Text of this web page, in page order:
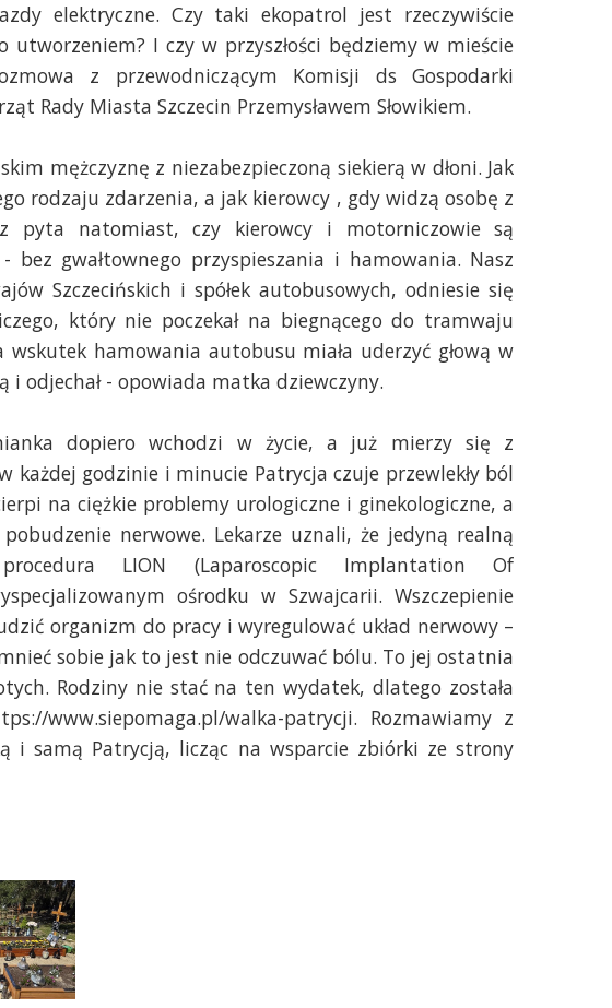
elektryczne. Czy taki ekopatrol jest rzeczywiście
utworzeniem? I czy w przyszłości będziemy w mieście
z przewodniczącym Komisji ds Gospodarki
Rady Miasta Szczecin Przemysławem Słowikiem.
mężczyznę z niezabezpieczoną siekierą w dłoni. Jak
rodzaju zdarzenia, a jak kierowcy , gdy widzą osobę z
pyta natomiast, czy kierowcy i motorniczowie są
gwałtownego przyspieszania i hamowania. Nasz
Szczecińskich i spółek autobusowych, odniesie się
który nie poczekał na biegnącego do tramwaju
hamowania autobusu miała uderzyć głową w
i odjechał - opowiada matka dziewczyny.
dopiero wchodzi w życie, a już mierzy się z
każdej godzinie i minucie Patrycja czuje przewlekły ból
na ciężkie problemy urologiczne i ginekologiczne, a
nerwowe. Lekarze uznali, że jedyną realną
LION (Laparoscopic Implantation Of
ośrodku w Szwajcarii. Wszczepienie
organizm do pracy i wyregulować układ nerwowy –
sobie jak to jest nie odczuwać bólu. To jej ostatnia
Rodziny nie stać na ten wydatek, dlatego została
www.siepomaga.pl/walka-patrycji. Rozmawiamy z
i samą Patrycją, licząc na wsparcie zbiórki ze strony